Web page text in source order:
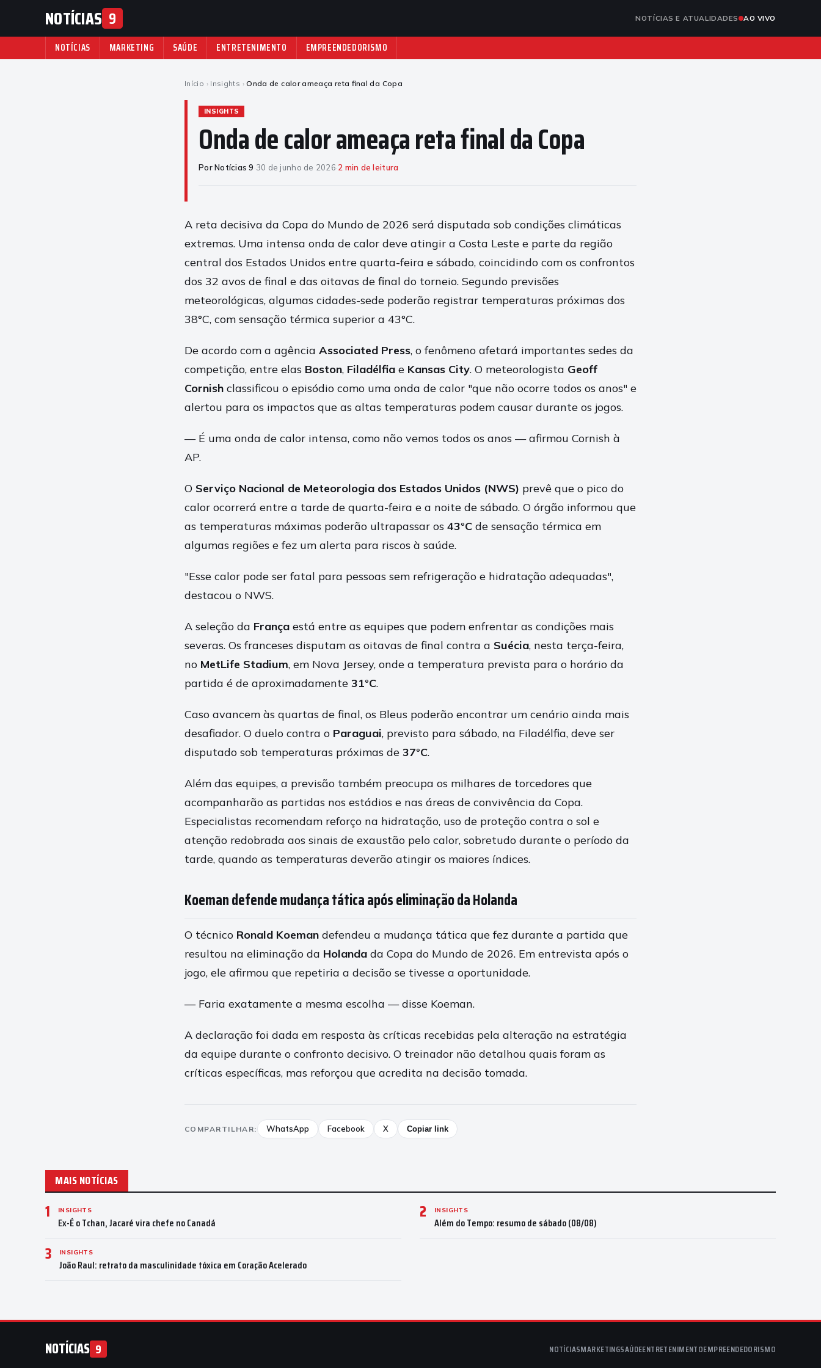
NOTÍCIAS 9 NOTÍCIAS E ATUALIDADES AO VIVO
NOTÍCIAS MARKETING SAÚDE ENTRETENIMENTO EMPREENDEDORISMO
Início › Insights › Onda de calor ameaça reta final da Copa
INSIGHTS
Onda de calor ameaça reta final da Copa
Por Notícias 9·30 de junho de 2026·2 min de leitura
A reta decisiva da Copa do Mundo de 2026 será disputada sob condições climáticas
extremas. Uma intensa onda de calor deve atingir a Costa Leste e parte da região
central dos Estados Unidos entre quarta-feira e sábado, coincidindo com os confrontos
dos 32 avos de final e das oitavas de final do torneio. Segundo previsões
meteorológicas, algumas cidades-sede poderão registrar temperaturas próximas dos
38°C, com sensação térmica superior a 43°C.
De acordo com a agência Associated Press, o fenômeno afetará importantes sedes da
competição, entre elas Boston, Filadélfia e Kansas City. O meteorologista Geoff
Cornish classificou o episódio como uma onda de calor "que não ocorre todos os anos" e
alertou para os impactos que as altas temperaturas podem causar durante os jogos.
— É uma onda de calor intensa, como não vemos todos os anos — afirmou Cornish à
AP.
O Serviço Nacional de Meteorologia dos Estados Unidos (NWS) prevê que o pico do
calor ocorrerá entre a tarde de quarta-feira e a noite de sábado. O órgão informou que
as temperaturas máximas poderão ultrapassar os 43°C de sensação térmica em
algumas regiões e fez um alerta para riscos à saúde.
"Esse calor pode ser fatal para pessoas sem refrigeração e hidratação adequadas",
destacou o NWS.
A seleção da França está entre as equipes que podem enfrentar as condições mais
severas. Os franceses disputam as oitavas de final contra a Suécia, nesta terça-feira,
no MetLife Stadium, em Nova Jersey, onde a temperatura prevista para o horário da
partida é de aproximadamente 31°C.
Caso avancem às quartas de final, os Bleus poderão encontrar um cenário ainda mais
desafiador. O duelo contra o Paraguai, previsto para sábado, na Filadélfia, deve ser
disputado sob temperaturas próximas de 37°C.
Além das equipes, a previsão também preocupa os milhares de torcedores que
acompanharão as partidas nos estádios e nas áreas de convivência da Copa.
Especialistas recomendam reforço na hidratação, uso de proteção contra o sol e
atenção redobrada aos sinais de exaustão pelo calor, sobretudo durante o período da
tarde, quando as temperaturas deverão atingir os maiores índices.
Koeman defende mudança tática após eliminação da Holanda
O técnico Ronald Koeman defendeu a mudança tática que fez durante a partida que
resultou na eliminação da Holanda da Copa do Mundo de 2026. Em entrevista após o
jogo, ele afirmou que repetiria a decisão se tivesse a oportunidade.
— Faria exatamente a mesma escolha — disse Koeman.
A declaração foi dada em resposta às críticas recebidas pela alteração na estratégia
da equipe durante o confronto decisivo. O treinador não detalhou quais foram as
críticas específicas, mas reforçou que acredita na decisão tomada.
COMPARTILHAR: WhatsApp Facebook X Copiar link
MAIS NOTÍCIAS
1 INSIGHTS
Ex-É o Tchan, Jacaré vira chefe no Canadá 2 INSIGHTS
Além do Tempo: resumo de sábado (08/08)
3 INSIGHTS
João Raul: retrato da masculinidade tóxica em Coração Acelerado
NOTÍCIAS 9 NOTÍCIASMARKETINGSAÚDEENTRETENIMENTOEMPREENDEDORISMO